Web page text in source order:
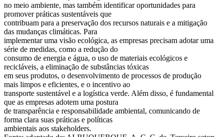
no meio ambiente, mas também identificar oportunidades para
promover práticas sustentáveis que
contribuam para a preservação dos recursos naturais e a mitigação
das mudanças climáticas. Para
implementar uma visão ecológica, as empresas precisam adotar uma
série de medidas, como a redução do
consumo de energia e água, o uso de materiais ecológicos e
recicláveis, a eliminação de substâncias tóxicas
em seus produtos, o desenvolvimento de processos de produção
mais limpos e eficientes, e o incentivo ao
transporte sustentável e a logística verde. Além disso, é fundamental
que as empresas adotem uma postura
de transparência e responsabilidade ambiental, comunicando de
forma clara suas práticas e políticas
ambientais aos stakeholders.